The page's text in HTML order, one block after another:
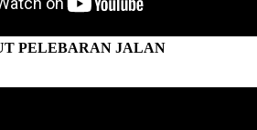
PELEBARAN JALAN